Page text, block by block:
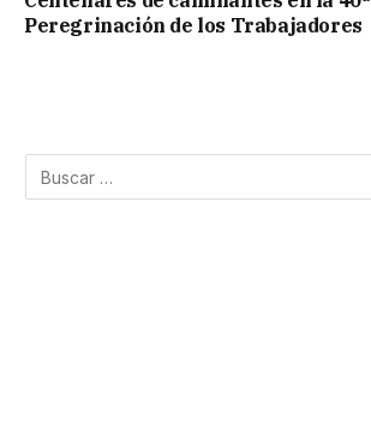
Peregrinación de los Trabajadores